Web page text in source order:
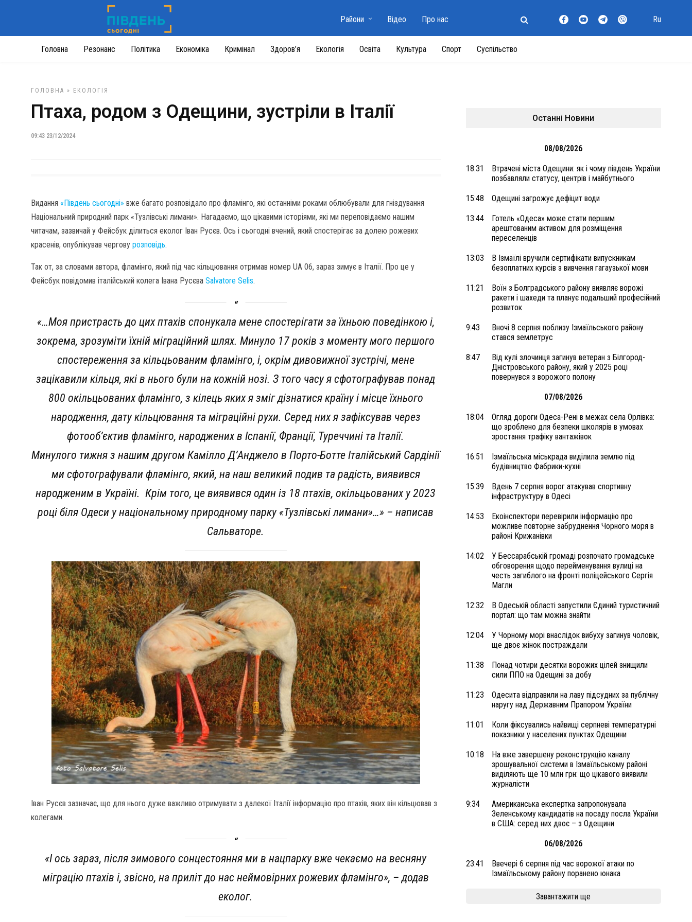
Головна Резонанс Політика Економіка Кримінал Здоров’я Екологія Освіта Культура Спорт Суспільство
Райони Відео Про нас Ru
ГОЛОВНА » ЕКОЛОГІЯ
Птаха, родом з Одещини, зустріли в Італії
09:43 23/12/2024
Видання «Південь сьогодні» вже багато розповідало про фламінго, які останніми роками облюбували для гніздування
Національний природний парк «Тузлівські лимани». Нагадаємо, що цікавими історіями, які ми переповідаємо нашим
читачам, зазвичай у Фейсбук ділиться еколог Іван Русєв. Ось і сьогодні вчений, який спостерігає за долею рожевих
красенів, опублікував чергову розповідь.
Так от, за словами автора, фламінго, який під час кільцювання отримав номер UA 06, зараз зимує в Італії. Про це у
Фейсбук повідомив італійський колега Івана Русєва Salvatore Selis.
«…Моя пристрасть до цих птахів спонукала мене спостерігати за їхньою поведінкою і,
зокрема, зрозуміти їхній міграційний шлях. Минуло 17 років з моменту мого першого
спостереження за кільцьованим фламінго, і, окрім дивовижної зустрічі, мене
зацікавили кільця, які в нього були на кожній нозі. З того часу я сфотографував понад
800 окільцьованих фламінго, з кілець яких я зміг дізнатися країну і місце їхнього
народження, дату кільцювання та міграційні рухи. Серед них я зафіксував через
фотооб’єктив фламінго, народжених в Іспанії, Франції, Туреччині та Італії.
Минулого тижня з нашим другом Камілло Д’Анджело в Порто-Ботте Італійський Сардінії
ми сфотографували фламінго, який, на наш великий подив та радість, виявився
народженим в Україні. Крім того, це виявився один із 18 птахів, окільцьованих у 2023
році біля Одеси у національному природному парку «Тузлівські лимани»…» – написав
Сальваторе.
Іван Русєв зазначає, що для нього дуже важливо отримувати з далекої Італії інформацію про птахів, яких він кільцював з
колегами.
«І ось зараз, після зимового сонцестояння ми в нацпарку вже чекаємо на весняну
міграцію птахів і, звісно, на приліт до нас неймовірних рожевих фламінго», – додав
еколог.
Останні Новини
08/08/2026
18:31
Втрачені міста Одещини: як і чому південь України
позбавляли статусу, центрів і майбутнього
15:48 Одещині загрожує дефіцит води
13:44
Готель «Одеса» може стати першим
арештованим активом для розміщення
переселенців
13:03
В Ізмаїлі вручили сертифікати випускникам
безоплатних курсів з вивчення гагаузької мови
11:21
Воїн з Болградського району виявляє ворожі
ракети і шахеди та планує подальший професійний
розвиток
9:43
Вночі 8 серпня поблизу Ізмаїльського району
стався землетрус
8:47
Від кулі злочинця загинув ветеран з Білгород-
Дністровського району, який у 2025 році
повернувся з ворожого полону
07/08/2026
18:04
Огляд дороги Одеса-Рені в межах села Орлівка:
що зроблено для безпеки школярів в умовах
зростання трафіку вантажівок
16:51
Ізмаїльська міськрада виділила землю під
будівництво Фабрики-кухні
15:39
Вдень 7 серпня ворог атакував спортивну
інфраструктуру в Одесі
14:53
Екоінспектори перевірили інформацію про
можливе повторне забруднення Чорного моря в
районі Крижанівки
14:02
У Бессарабській громаді розпочато громадське
обговорення щодо перейменування вулиці на
честь загиблого на фронті поліцейського Сергія
Магли
12:32
В Одеській області запустили Єдиний туристичний
портал: що там можна знайти
12:04
У Чорному морі внаслідок вибуху загинув чоловік,
ще двоє жінок постраждали
11:38
Понад чотири десятки ворожих цілей знищили
сили ППО на Одещині за добу
11:23
Одесита відправили на лаву підсудних за публічну
наругу над Державним Прапором України
11:01
Коли фіксувались найвищі серпневі температурні
показники у населених пунктах Одещини
10:18
На вже завершену реконструкцію каналу
зрошувальної системи в Ізмаїльському районі
виділяють ще 10 млн грн: що цікавого виявили
журналісти
9:34
Американська експертка запропонувала
Зеленському кандидатів на посаду посла України
в США: серед них двоє – з Одещини
06/08/2026
23:41
Ввечері 6 серпня під час ворожої атаки по
Ізмаїльському району поранено юнака
Завантажити ще